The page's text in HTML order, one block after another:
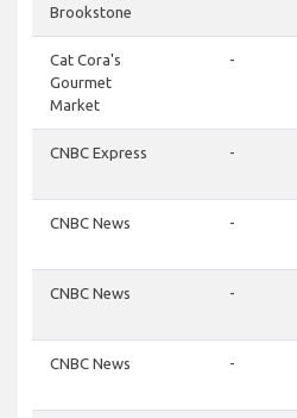
Brookstone
Cat Cora's
Gourmet
Market
-
CNBC Express -
CNBC News -
CNBC News -
CNBC News -